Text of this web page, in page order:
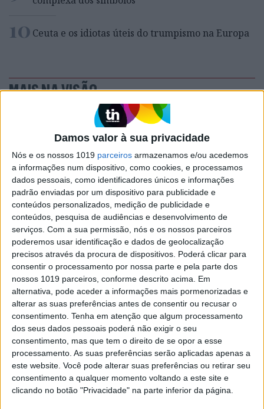
Damos valor à sua privacidade
Nós e os nossos 1019 parceiros armazenamos e/ou acedemos
a informações num dispositivo, como cookies, e processamos
dados pessoais, como identificadores únicos e informações
padrão enviadas por um dispositivo para publicidade e
conteúdos personalizados, medição de publicidade e
conteúdos, pesquisa de audiências e desenvolvimento de
serviços. Com a sua permissão, nós e os nossos parceiros
poderemos usar identificação e dados de geolocalização
precisos através da procura de dispositivos. Poderá clicar para
consentir o processamento por nossa parte e pela parte dos
nossos 1019 parceiros, conforme descrito acima. Em
alternativa, pode aceder a informações mais pormenorizadas e
alterar as suas preferências antes de consentir ou recusar o
consentimento. Tenha em atenção que algum processamento
dos seus dados pessoais poderá não exigir o seu
consentimento, mas que tem o direito de se opor a esse
processamento. As suas preferências serão aplicadas apenas a
este website. Você pode alterar suas preferências ou retirar seu
consentimento a qualquer momento voltando a este site e
clicando no botão "Privacidade" na parte inferior da página.
10 Ceuta e os idiotas úteis do trumpismo na Europa
MAIS NA VISÃO
Se7e
VISÃO SETE EXCLUSIVO
Festas, feiras e romarias de
Portugal: 15 sugestões para
celebrar a cultura popular